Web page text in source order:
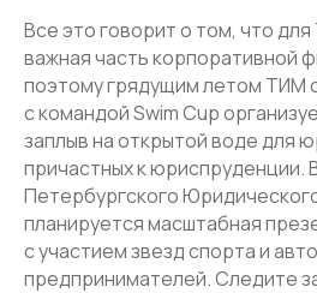
Все это говорит о том, что
важная часть корпоративной
поэтому грядущим летом ТИМ
с командой Swim Cup
заплыв на открытой воде для
причастных к юриспруденции.
Петербургского
планируется масштабная
с участием звезд спорта и
предпринимателей. Следите
7 981 339 40 55
inbox@teamgroup.ru
Email
Офис Москва
Москва, Нижний Сусальный
пер., д. 5, с. 19
7 495 134 43 99